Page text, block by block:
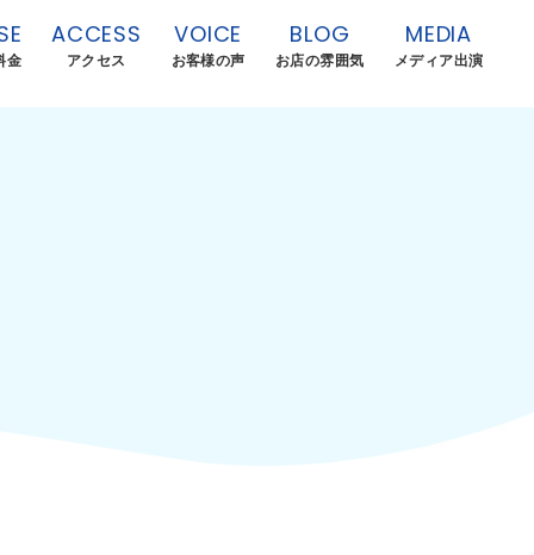
金
ACCESS
アクセス
VOICE
お客様の声
BLOG
お店の雰囲気
MEDIA
メディア出演